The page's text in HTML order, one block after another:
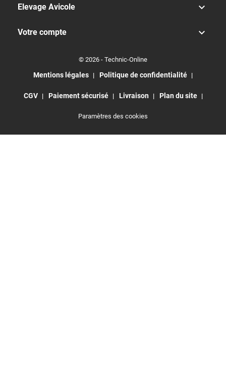
Elevage Avicole 
Votre compte 
© 2026 - Technic-Online
Mentions légales Politique de confidentialité
CGV Paiement sécurisé Livraison Plan du site
Paramètres des cookies